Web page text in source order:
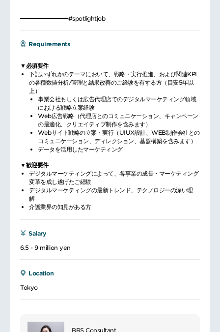
━━━━━━━━━━━━━━━#spotlightjob
Requirements
▼必須要件
下記いずれかのテーマにおいて、戦略・実行推進、および関連KPI
の各種数値分析/管理と結果改善のご経験を有する方（目安5年以
上）
事業会社もしくは広告代理店でのデジタルマーケティング領域
における戦略立案経験
Web広告戦略（代理店とのコミュニケーション、キャンペーン
の最適化、クリエイティブ制作を含みます）
Webサイト戦略の立案・実行（UIUX設計、WEB制作会社との
コミュニケーション、ディレクション、基盤構築を含みます）
データを活用したマーケティング
▼歓迎要件
デジタルマーケティングによって、各事業の成長・マーケティング
変革を成し遂げたご経験
デジタルマーケティングの最新トレンド、テクノロジーの深い理
解
介護業界の知見がある方
Salary
6.5 - 9 million yen
Location
Tokyo
BRS Consultant